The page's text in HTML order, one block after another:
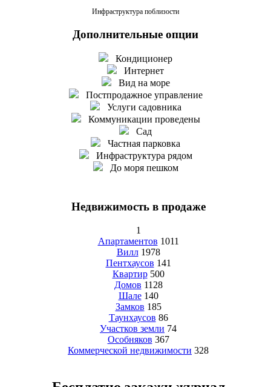
Инфраструктура поблизости
Дополнительные опции
Кондиционер
Интернет
Вид на море
Постпродажное управление
Услуги садовника
Коммуникации проведены
Сад
Частная парковка
Инфраструктура рядом
До моря пешком
Недвижимость в продаже
1
Апартаментов 1011
Вилл 1978
Пентхаусов 141
Квартир 500
Домов 1128
Шале 140
Замков 185
Таунхаусов 86
Участков земли 74
Особняков 367
Коммерческой недвижимости 328